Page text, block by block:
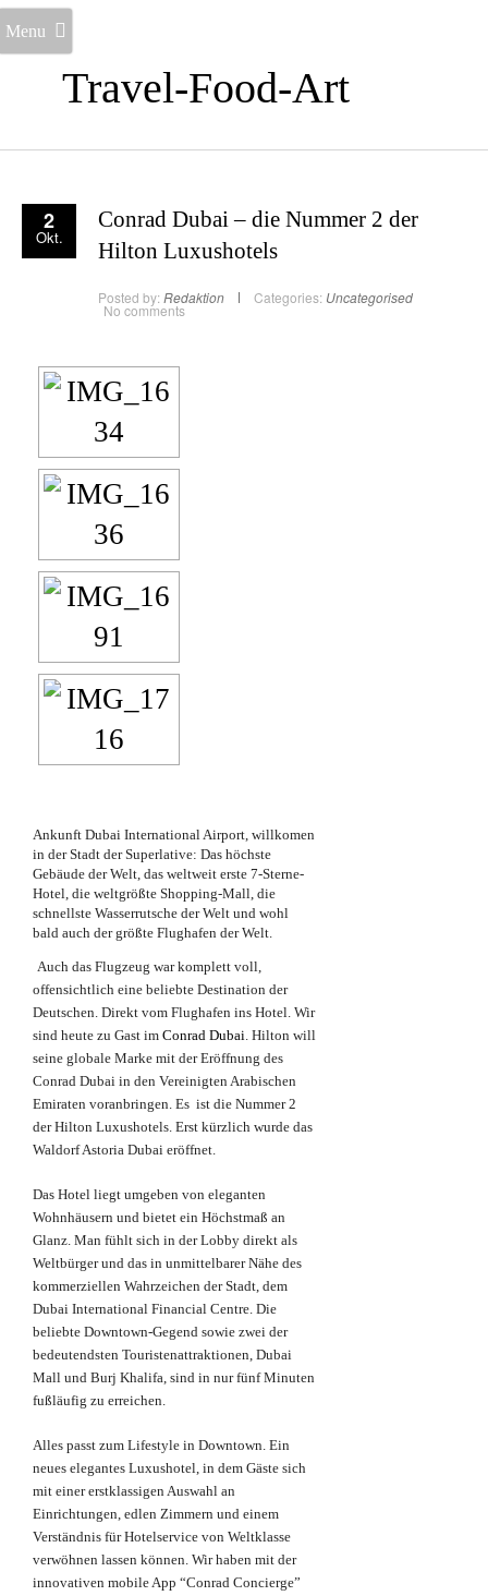
Travel-Food-Art
Menu
2
Okt.
Conrad Dubai – die Nummer 2 der
Hilton Luxushotels
Posted by: Redaktion Categories: Uncategorised
No comments
Ankunft Dubai International Airport, willkomen
in der Stadt der Superlative: Das höchste
Gebäude der Welt, das weltweit erste 7-Sterne-
Hotel, die weltgrößte Shopping-Mall, die
schnellste Wasserrutsche der Welt und wohl
bald auch der größte Flughafen der Welt.
Auch das Flugzeug war komplett voll,
offensichtlich eine beliebte Destination der
Deutschen. Direkt vom Flughafen ins Hotel. Wir
sind heute zu Gast im Conrad Dubai. Hilton will
seine globale Marke mit der Eröffnung des
Conrad Dubai in den Vereinigten Arabischen
Emiraten voranbringen. Es ist die Nummer 2
der Hilton Luxushotels. Erst kürzlich wurde das
Waldorf Astoria Dubai eröffnet.
Das Hotel liegt umgeben von eleganten
Wohnhäusern und bietet ein Höchstmaß an
Glanz. Man fühlt sich in der Lobby direkt als
Weltbürger und das in unmittelbarer Nähe des
kommerziellen Wahrzeichen der Stadt, dem
Dubai International Financial Centre. Die
beliebte Downtown-Gegend sowie zwei der
bedeutendsten Touristenattraktionen, Dubai
Mall und Burj Khalifa, sind in nur fünf Minuten
fußläufig zu erreichen.
Alles passt zum Lifestyle in Downtown. Ein
neues elegantes Luxushotel, in dem Gäste sich
mit einer erstklassigen Auswahl an
Einrichtungen, edlen Zimmern und einem
Verständnis für Hotelservice von Weltklasse
verwöhnen lassen können. Wir haben mit der
innovativen mobile App “Conrad Concierge”